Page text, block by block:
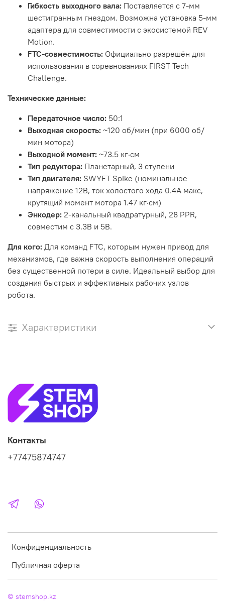
Гибкость выходного вала: Поставляется с 7-мм
шестигранным гнездом. Возможна установка 5-мм
адаптера для совместимости с экосистемой REV
Motion.
FTC-совместимость: Официально разрешён для
использования в соревнованиях FIRST Tech
Challenge.
Технические данные:
Передаточное число: 50:1
Выходная скорость: ~120 об/мин (при 6000 об/
мин мотора)
Выходной момент: ~73.5 кг·см
Тип редуктора: Планетарный, 3 ступени
Тип двигателя: SWYFT Spike (номинальное
напряжение 12В, ток холостого хода 0.4А макс,
крутящий момент мотора 1.47 кг·см)
Энкодер: 2-канальный квадратурный, 28 PPR,
совместим с 3.3В и 5В.
Для кого: Для команд FTC, которым нужен привод для
механизмов, где важна скорость выполнения операций
без существенной потери в силе. Идеальный выбор для
создания быстрых и эффективных рабочих узлов
робота.
Характеристики
Конфиденциальность
Публичная оферта
Контакты
+77475874747
© stemshop.kz